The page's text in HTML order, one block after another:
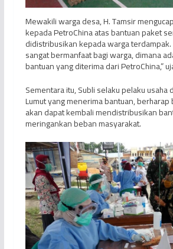
Mewakili warga desa, H. Tamsir
kepada PetroChina atas bantuan paket
didistribusikan kepada warga
sangat bermanfaat bagi warga, dimana
bantuan yang diterima dari PetroChina,”
Sementara itu, Subli selaku pelaku usaha
Lumut yang menerima bantuan,
akan dapat kembali mendistribusikan
meringankan beban masyarakat.